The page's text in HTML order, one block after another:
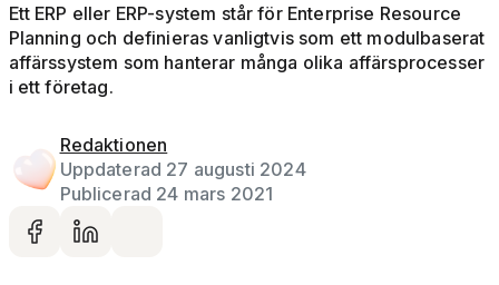
Ett ERP eller ERP-system står för Enterprise Resource
Planning och definieras vanligtvis som ett modulbaserat
affärssystem som hanterar många olika affärsprocesser
i ett företag.
Redaktionen
Uppdaterad 27 augusti 2024
Publicerad 24 mars 2021
Dela på facebook
Dela på LinkedIn